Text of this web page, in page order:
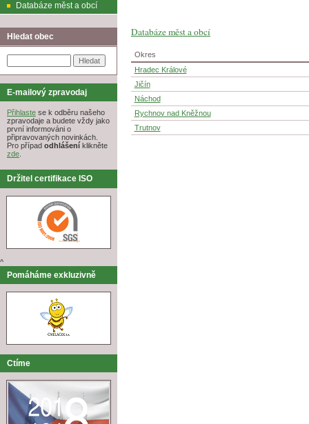
Databáze měst a obcí
Hledat obec
E-mailový zpravodaj
Přihlaste se k odběru našeho
zpravodaje a budete vždy jako
první informováni o
připravovaných novinkách.
Pro případ odhlášení klikněte
zde.
Držitel certifikace ISO
^
Pomáháme exkluzivně
Ctíme
Databáze měst a obcí
Okres
Hradec Králové
Jičín
Náchod
Rychnov nad Kněžnou
Trutnov